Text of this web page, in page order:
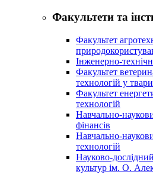
Факультети та
Факультет
Інженерно-
Факультет
технологій у
Факультет
технологій
Навчально-
фінансів
Навчально-
технологій
Науково-
культур ім. О.